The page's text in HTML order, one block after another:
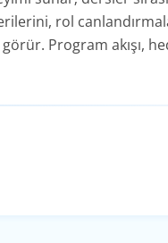
rol
Program akışı,